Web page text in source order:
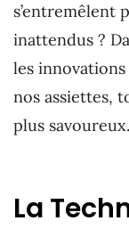
s’entremêlent
inattendus ?
les
nos assiettes,
plus savoureux.
La